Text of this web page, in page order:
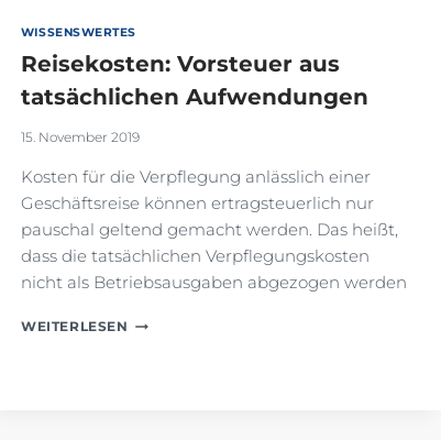
WISSENSWERTES
Reisekosten: Vorsteuer aus
tatsächlichen Aufwendungen
15. November 2019
Kosten für die Verpflegung anlässlich einer
Geschäftsreise können ertragsteuerlich nur
pauschal geltend gemacht werden. Das heißt,
dass die tatsächlichen Verpflegungskosten
nicht als Betriebsausgaben abgezogen werden
WEITERLESEN REISEKOSTEN: